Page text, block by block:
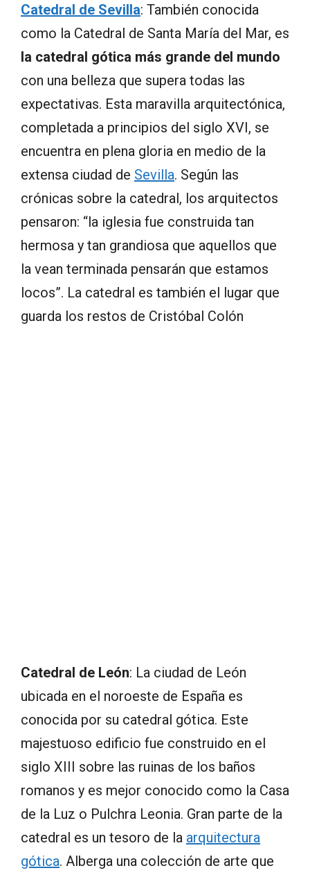
Catedral de Sevilla: También conocida
como la Catedral de Santa María del Mar, es
la catedral gótica más grande del mundo
con una belleza que supera todas las
expectativas. Esta maravilla arquitectónica,
completada a principios del siglo XVI, se
encuentra en plena gloria en medio de la
extensa ciudad de Sevilla. Según las
crónicas sobre la catedral, los arquitectos
pensaron: “la iglesia fue construida tan
hermosa y tan grandiosa que aquellos que
la vean terminada pensarán que estamos
locos”. La catedral es también el lugar que
guarda los restos de Cristóbal Colón
Catedral de León: La ciudad de León
ubicada en el noroeste de España es
conocida por su catedral gótica. Este
majestuoso edificio fue construido en el
siglo XIII sobre las ruinas de los baños
romanos y es mejor conocido como la Casa
de la Luz o Pulchra Leonia. Gran parte de la
catedral es un tesoro de la arquitectura
gótica. Alberga una colección de arte que